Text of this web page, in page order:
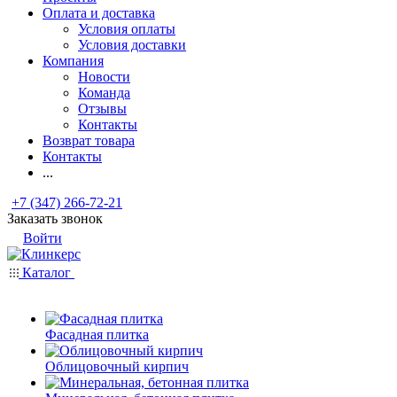
Оплата и доставка
Условия оплаты
Условия доставки
Компания
Новости
Команда
Отзывы
Контакты
Возврат товара
Контакты
...
+7 (347) 266-72-21
Заказать звонок
Войти
Каталог
Фасадная плитка
Облицовочный кирпич